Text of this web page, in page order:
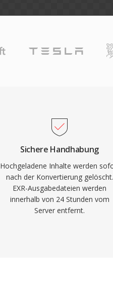
Sichere Handhabung
Hochgeladene Inhalte werden
nach der Konvertierung gelöscht.
EXR-Ausgabedateien werden
innerhalb von 24 Stunden vom
Server entfernt.